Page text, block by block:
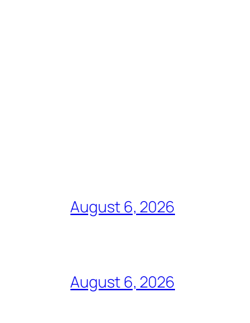
August 6, 2026
August 6, 2026